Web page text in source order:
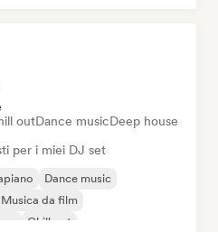
outDance musicDeep house
per i miei DJ set
Dance music
Musica da film
Chill out